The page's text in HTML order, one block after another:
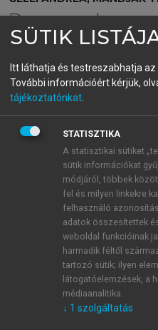
Dzsungel
Az üzleti kapcsolatok
menu_book OLVASÁS
Az üzleti kapcsolatokat és
vizsgálták. Ezeket a
elméletek és
szinteken végezték el,
következtetésekre jutva.
kapcsolatok és a
dinamikáinak és
sokszínűség azonban
SÜTIK
Itt láthatja és testreszabhatja
További információért kérjük,
tájékoztatónkat
STATISZTIKA
A statisztikai sütiket
sütik információkat
módjáról, többek
fel és milyen linkekre
felhasználó
adatok összesítettek
weboldal funkcióinak
harmadik féltől
tartozó sütik; ilyen
látogatóelemzések, a
médiaanalitika.
↓ 1 szolgáltatás